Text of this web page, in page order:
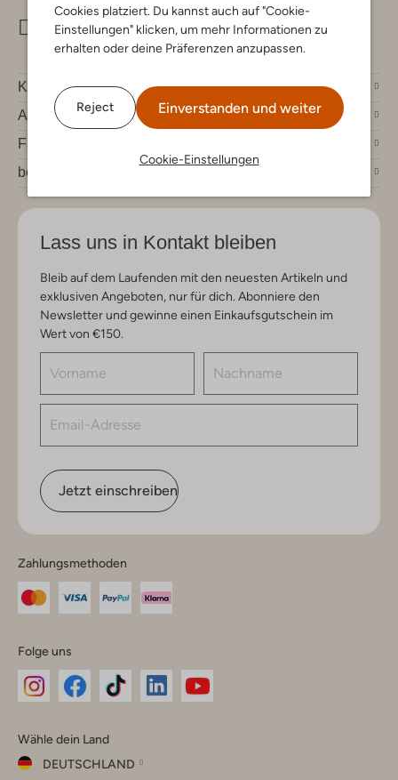
Cookies platziert. Du kannst auch auf "Cookie-
Einstellungen" klicken, um mehr Informationen zu
erhalten oder deine Präferenzen anzupassen.
Reject Einverstanden und weiter
Cookie-Einstellungen
info@omoda.de
Kundenservice
Account
Fashion News
bei Omoda
Lass uns in Kontakt bleiben
Bleib auf dem Laufenden mit den neuesten Artikeln und
exklusiven Angeboten, nur für dich. Abonniere den
Newsletter und gewinne einen Einkaufsgutschein im
Wert von €150.
Jetzt einschreiben
Zahlungsmethoden
Folge uns
Instagram
Facebook
TikTok
Wähle dein Land
DEUTSCHLAND